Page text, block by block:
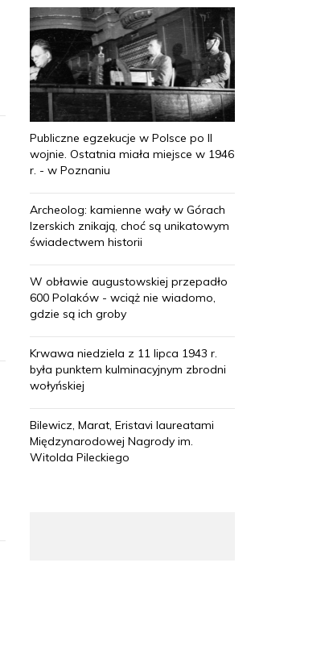
Publiczne egzekucje w Polsce po II
wojnie. Ostatnia miała miejsce w 1946
r. - w Poznaniu
Archeolog: kamienne wały w Górach
Izerskich znikają, choć są unikatowym
świadectwem historii
W obławie augustowskiej przepadło
600 Polaków - wciąż nie wiadomo,
gdzie są ich groby
Krwawa niedziela z 11 lipca 1943 r.
była punktem kulminacyjnym zbrodni
wołyńskiej
Bilewicz, Marat, Eristavi laureatami
Międzynarodowej Nagrody im.
Witolda Pileckiego